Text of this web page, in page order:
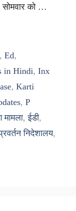
सोमवार को …
Ed,
in Hindi, Inx
, Karti
, P
मामला,ईडी,
निदेशालय,